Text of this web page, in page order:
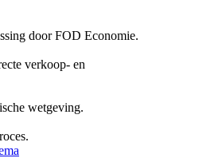
door FOD Economie.
verkoop- en
wetgeving.